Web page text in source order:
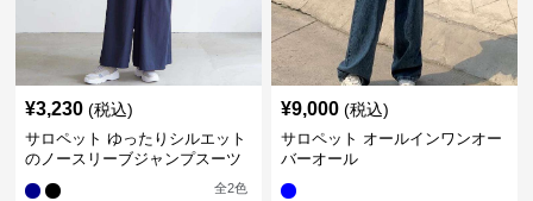
¥3,230 (税込)
サロペット ゆったりシルエット
のノースリーブジャンプスーツ
全2色
¥9,000 (税込)
サロペット オールインワンオー
バーオール